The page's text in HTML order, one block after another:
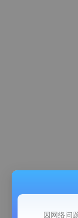
因网络问